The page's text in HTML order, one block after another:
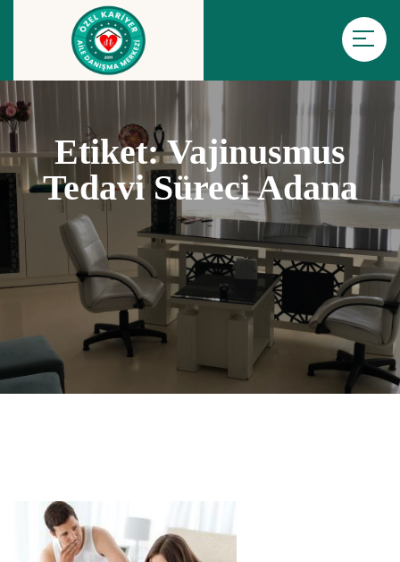
Etiket:Vajinusmus
Tedavi Süreci Adana